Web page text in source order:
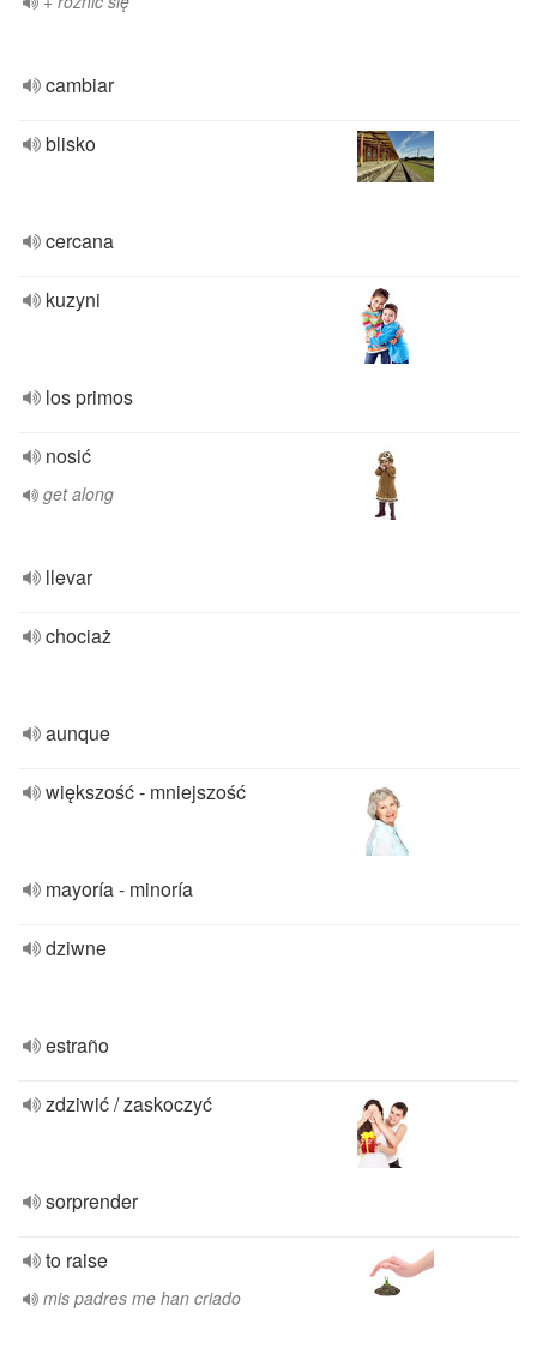
cambiar
blisko
cercana
kuzyni
los primos
nosić
get along
llevar
chociaż
aunque
większość - mniejszość
mayoría - minoría
dziwne
estraño
zdziwić / zaskoczyć
sorprender
to raise
mis padres me han criado